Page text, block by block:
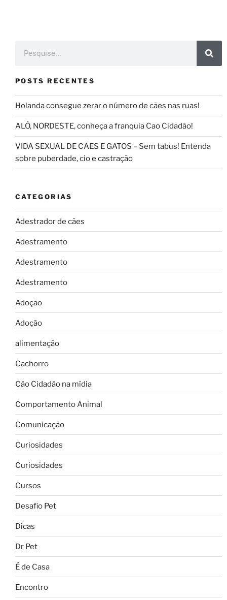
POSTS RECENTES
Holanda consegue zerar o número de cães nas ruas!
ALÔ, NORDESTE, conheça a franquia Cao Cidadão!
VIDA SEXUAL DE CÃES E GATOS – Sem tabus! Entenda
sobre puberdade, cio e castração
CATEGORIAS
Adestrador de cães
Adestramento
Adestramento
Adestramento
Adoção
Adoção
alimentação
Cachorro
Cão Cidadão na mídia
Comportamento Animal
Comunicação
Curiosidades
Curiosidades
Cursos
Desafio Pet
Dicas
Dr Pet
É de Casa
Encontro